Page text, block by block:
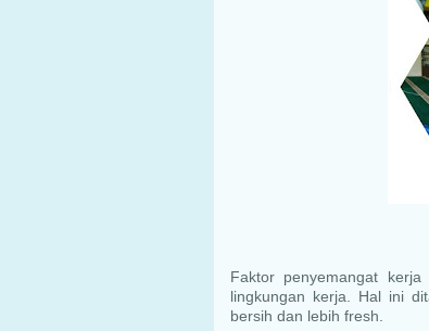
Faktor penyemangat
lingkungan kerja. Hal ini
bersih dan lebih fresh.